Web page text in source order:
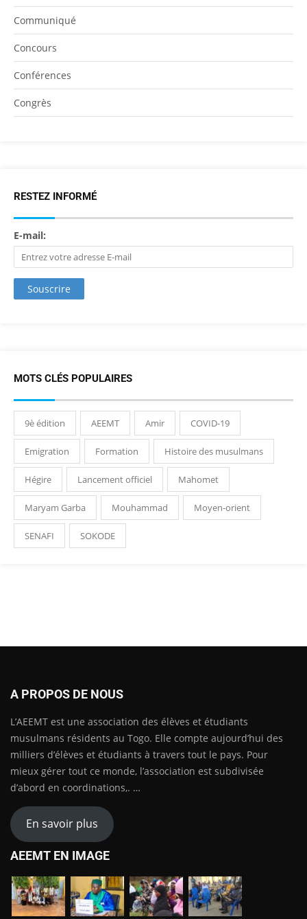
Communiqué
Concours
Conférences
Congrès
RESTEZ INFORMÉ
E-mail:
MOTS CLÉS POPULAIRES
9è édition AEEMT Amir COVID-19
Emigration Formation Histoire des musulmans
Hégire Lancement officiel Mahomet
Maryam Garba Mouhammad Moyen-orient
SENAFI SOKODE
A PROPOS DE NOUS
L’AEEMT est une association des élèves et étudiants
musulmans résidents au Togo. Elle compte aujourd’hui des
milliers d’élèves et étudiants à travers tout le pays. Pour
mieux gérer tout ce monde, l’association est subdivisée
d’abord en coordinations,. …
En savoir plus
AEEMT EN IMAGE